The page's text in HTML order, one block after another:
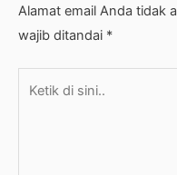
Alamat email Anda tidak
wajib ditandai *